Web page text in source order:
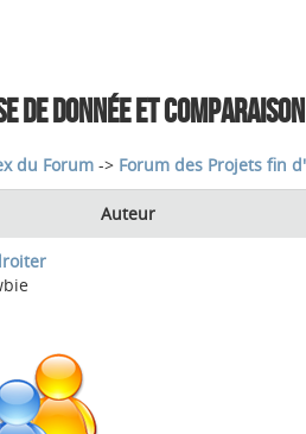
DE DONNÉE ET COMPARAISON
du Forum -> Forum des Projets fin
Auteur